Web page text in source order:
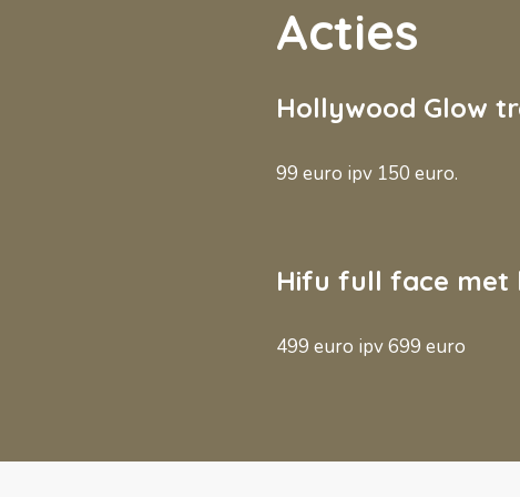
Acties
Hollywood Glow
99 euro ipv 150 euro.
Hifu full face met
499 euro ipv 699 euro